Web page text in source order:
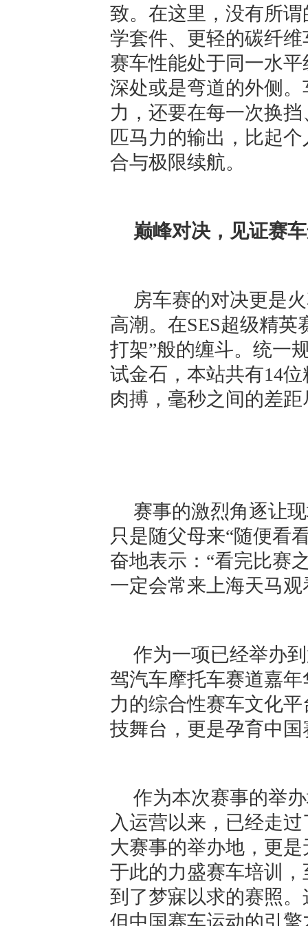
致。在这里，没有所
学套件、更轻的碳纤
赛车性能处于同一水
深处或是弯道的外侧
力，还要在每一次换
匹马力的输出，比起
合与极限续航。
巅峰对决，见证赛
房车赛的对决更是
高潮。在SES超级精
打架”般的缠斗。统一
试金石，本站共有14
肉搏，毫秒之间的差
赛事的激烈角逐让
只是随父母来“随便看
奋地表示：“看完比赛
一定会常来上海天马观
作为一项已经举办
驾汽车摩托车赛道嘉
力的综合性赛车文化
技舞台，更是孕育中
作为本次赛事的举
入运营以来，已经走
大赛事的举办地，更
于此的力盛赛车培训
到了梦寐以求的赛照
但中国赛车运动的引